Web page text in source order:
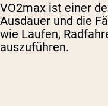
VO2max ist einer
Ausdauer und die
wie Laufen,
auszuführen.